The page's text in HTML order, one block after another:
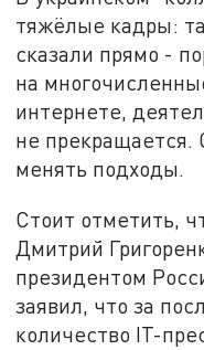
тяжёлые кадры:
сказали прямо -
на
интернете,
не прекращается.
менять подходы.
Стоит отметить,
Дмитрий
президентом
заявил, что за
количество IT-